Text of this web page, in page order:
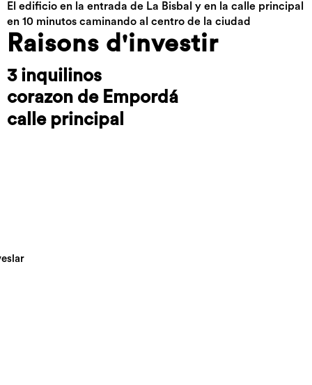
El edificio en la entrada de La Bisbal y en la calle principal
en 10 minutos caminando al centro de la ciudad
Raisons d'investir
3 inquilinos
corazon de Empordá
calle principal